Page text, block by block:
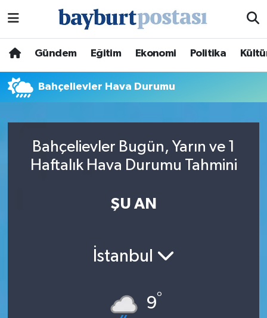
Gündem Eğitim Ekonomi Politika
Bahçelievler Hava Durumu
Bahçelievler Bugün, Yarın ve 1
Haftalık Hava Durumu Tahmini
ŞU AN
İstanbul
9°
Hava Durumu
Süper Lig Puan Durumu ve Fikstür